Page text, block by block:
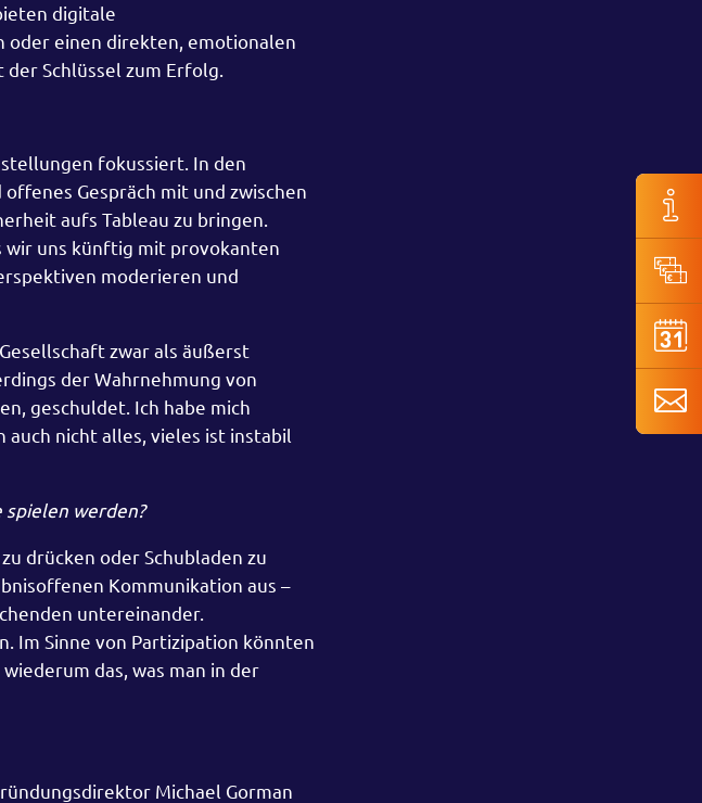
digitale
oder einen direkten, emotionalen
Schlüssel zum Erfolg.
fokussiert. In den
Gespräch mit und zwischen
aufs Tableau zu bringen.
wir uns künftig mit provokanten
moderieren und
zwar als äußerst
der Wahrnehmung von
geschuldet. Ich habe mich
nicht alles, vieles ist instabil
werden?
drücken oder Schubladen zu
Kommunikation aus –
untereinander.
Im Sinne von Partizipation könnten
das, was man in der
Michael Gorman